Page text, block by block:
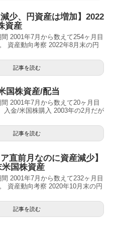
減少、円資産は増加】2022
資産
2001年7月から数えて254ヶ月目
資産動向考察 2022年8月末の円
記事を読む
国株資産/配当
2001年7月から数えて20ヶ月目
入金/米国株購入 2003年の2月だが
記事を読む
直前月なのに資産減少】
米国株資産
2001年7月から数えて232ヶ月目
資産動向考察 2020年10月末の円
記事を読む